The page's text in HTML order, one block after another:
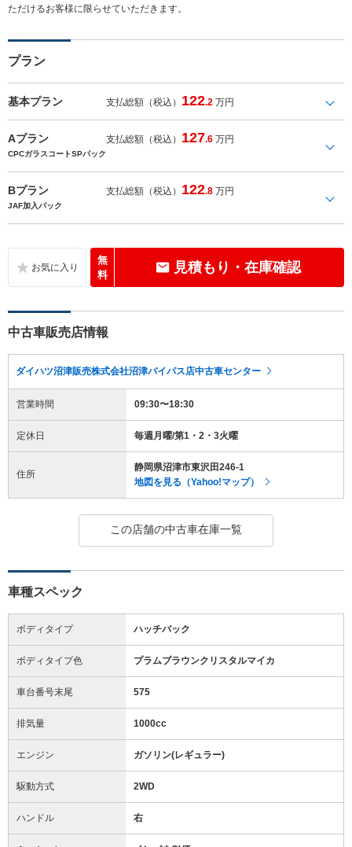
ただけるお客様に限らせていただきます。
プラン
基本プラン 支払総額（税込） 122.2 万円
Aプラン 支払総額（税込） 127.6 万円
CPCガラスコートSPパック
Bプラン 支払総額（税込） 122.8 万円
JAF加入パック
無
料
見積もり・在庫確認
中古車販売店情報
ダイハツ沼津販売株式会社沼津バイパス店中古車センター
営業時間 09:30〜18:30
定休日 毎週月曜/第1・2・3火曜
住所
静岡県沼津市東沢田246-1
地図を見る（Yahoo!マップ）
この店舗の中古車在庫一覧
車種スペック
ボディタイプ ハッチバック
ボディタイプ色 プラムブラウンクリスタルマイカ
車台番号末尾 575
排気量 1000cc
エンジン ガソリン(レギュラー)
駆動方式 2WD
ハンドル 右